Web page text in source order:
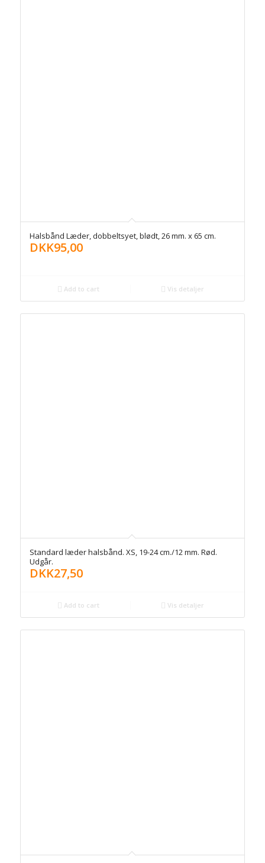
Halsbånd Læder, dobbeltsyet, blødt, 26 mm. x 65 cm.
DKK95,00
Add to cart Vis detaljer
Standard læder halsbånd. XS, 19-24 cm./12 mm. Rød.
Udgår.
DKK27,50
Add to cart Vis detaljer